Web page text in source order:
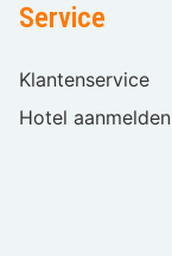
Service
Klantenservice
Hotel aanmelden